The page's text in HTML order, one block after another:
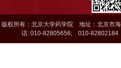
版权所有：北京大学药学院 地址：北京
话: 010-82805656; 010-